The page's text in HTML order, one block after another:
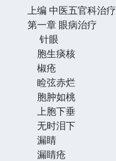
上编 中医五官科治疗
第一章 眼病治疗
针眼
胞生痰核
椒疮
睑弦赤烂
胞肿如桃
上胞下垂
无时泪下
漏睛
漏睛疮